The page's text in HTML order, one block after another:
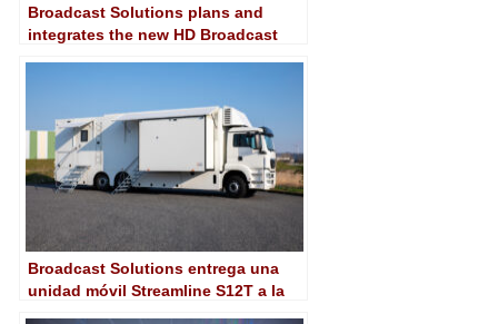
Broadcast Solutions plans and
integrates the new HD Broadcast
Broadcast Solutions entrega una
unidad móvil Streamline S12T a la